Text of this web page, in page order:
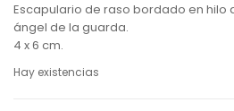
Escapulario de raso bordado en hilo
ángel de la guarda.
4 x 6 cm.
Hay existencias